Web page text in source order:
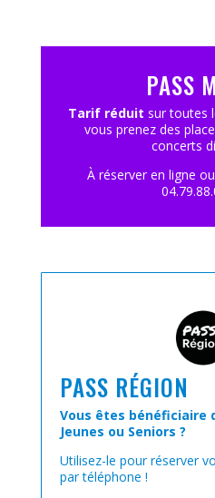
PASS
Tarif réduit sur toutes
vous prenez des
concerts
À réserver en ligne
PASS RÉGION
Vous êtes bénéficiaire
Jeunes ou Seniors ?
Utilisez-le pour réserver
par téléphone !